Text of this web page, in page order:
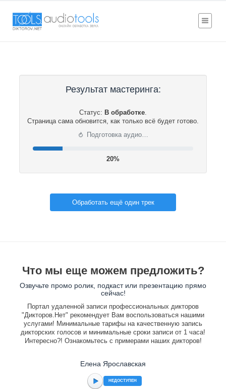
Результат мастеринга:
Статус: В обработке.
Страница сама обновится, как только всё будет готово.
⟳ Подготовка аудио…
20%
Обработать ещё один трек
Что мы еще можем предложить?
Озвучьте промо ролик, подкаст или презентацию прямо
сейчас!
Портал удаленной записи профессиональных дикторов
"Дикторов.Нет" рекомендует Вам воспользоваться нашими
услугами! Минимальные тарифы на качественную запись
дикторских голосов и минимальные сроки записи от 1 часа!
Интересно?! Ознакомьтесь с примерами наших дикторов!
Елена Ярославская
НЕДОСТУПЕН